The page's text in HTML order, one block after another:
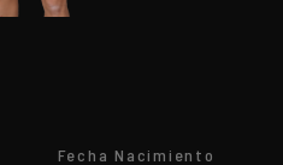
Fecha Nacimiento